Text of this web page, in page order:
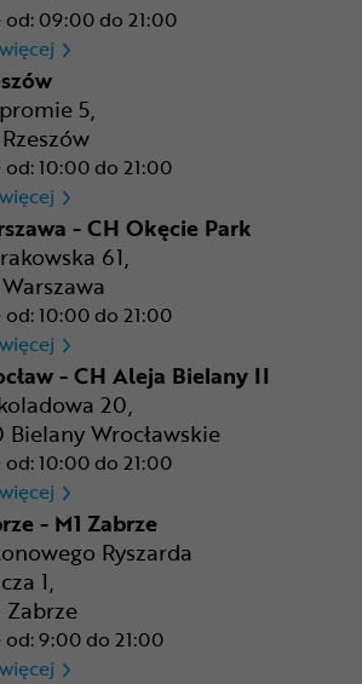
09:00 do 21:00
CR Poznań - M1 Poznań
5,
10:00 do 21:00
CR Rzeszów
- CH Okęcie Park
61,
10:00 do 21:00
CR Warszawa - CH Okęcie
- CH Aleja Bielany II
20,
Wrocławskie
10:00 do 21:00
CR Wrocław - CH Aleja
- M1 Zabrze
Ryszarda
1,
9:00 do 21:00
CR Zabrze - M1 Zabrze